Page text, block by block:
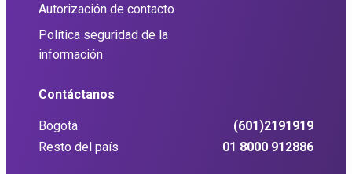
Autorización de contacto
Política seguridad de la
información
Contáctanos
Bogotá
(601)2191919
Resto del país
01 8000 912886